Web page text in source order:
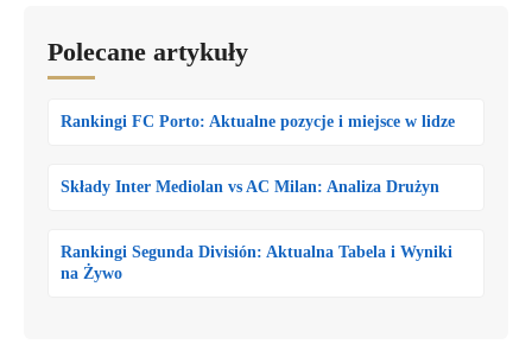
Polecane artykuły
Rankingi FC Porto: Aktualne pozycje i miejsce w lidze
Składy Inter Mediolan vs AC Milan: Analiza Drużyn
Rankingi Segunda División: Aktualna Tabela i Wyniki
na Żywo